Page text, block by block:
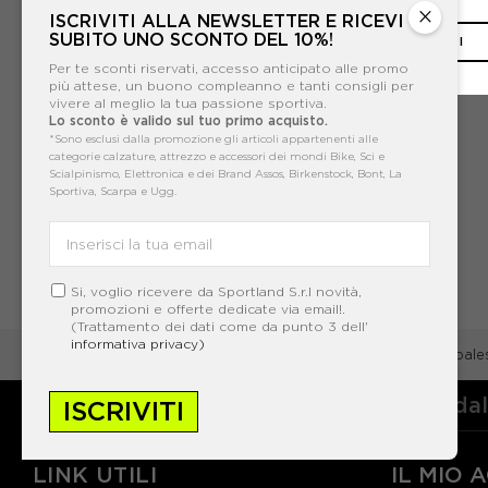
NIKE
NIKE BODY LOGO TRAIN NERO DONNA
XS S M L
ACQUISTA
-50% 25,00€
50,00€
Abbigliamento Accessori
×
ISCRIVITI ALLA NEWSLETTER E RICEVI
SUBITO UNO SCONTO DEL 10%!
Per te sconti riservati, accesso anticipato alle promo
più attese, un buono compleanno e tanti consigli per
vivere al meglio la tua passione sportiva.
Lo sconto è valido sul tuo primo acquisto.
*Sono esclusi dalla promozione gli articoli appartenenti alle
categorie calzature, attrezzo e accessori dei mondi Bike, Sci e
Scialpinismo, Elettronica e dei Brand Assos, Birkenstock, Bont, La
Sportiva, Scarpa e Ugg.
Si, voglio ricevere da Sportland S.r.l novità,
promozioni e offerte dedicate via email!.
(Trattamento dei dati come da punto 3 dell'
informativa privacy)
ISCRIVITI
Servizio clienti: dal lunedì a venerdì
LINK UTILI IL MIO
CHIUDI